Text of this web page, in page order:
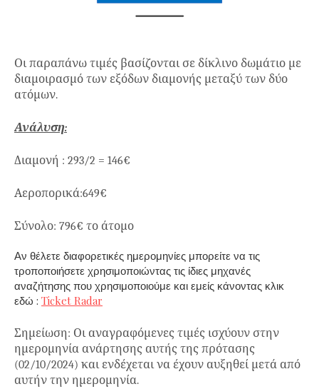
Οι παραπάνω τιμές βασίζονται σε δίκλινο δωμάτιο με
διαμοιρασμό των εξόδων διαμονής μεταξύ των δύο
ατόμων.
Ανάλυση:
Διαμονή : 293/2 = 146€
Αεροπορικά:649€
Σύνολο: 796€ το άτομο
Αν θέλετε διαφορετικές ημερομηνίες μπορείτε να τις
τροποποιήσετε χρησιμοποιώντας τις ίδιες μηχανές
αναζήτησης που χρησιμοποιούμε και εμείς κάνοντας κλικ
εδώ : Ticket Radar
Σημείωση: Οι αναγραφόμενες τιμές ισχύουν στην
ημερομηνία ανάρτησης αυτής της πρότασης
(02/10/2024) και ενδέχεται να έχουν αυξηθεί μετά από
αυτήν την ημερομηνία.